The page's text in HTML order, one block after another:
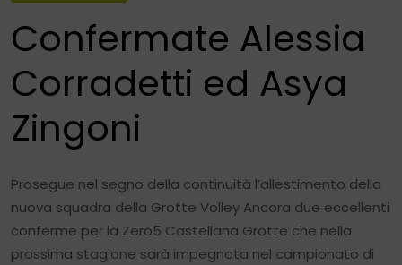
Confermate Alessia
Corradetti ed Asya
Zingoni
Prosegue nel segno della continuità l’allestimento della
nuova squadra della Grotte Volley Ancora due eccellenti
conferme per la Zero5 Castellana Grotte che nella
prossima stagione sarà impegnata nel campionato di